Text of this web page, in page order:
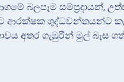
බලපෑම සම්ප්‍රදායන්,
ආරක්ෂක ශුද්ධවන්තයන්ට
අතර ගැඹුරින් මුල් බැස